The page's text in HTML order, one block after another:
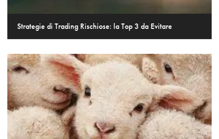
Strategie di Trading Rischiose: la Top 3 da Evitare